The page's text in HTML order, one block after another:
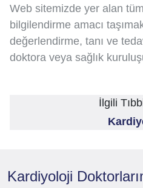
Web sitemizde yer alan
bilgilendirme amacı
değerlendirme, tanı ve
doktora veya sağlık
İlgili
Kardiyoloji